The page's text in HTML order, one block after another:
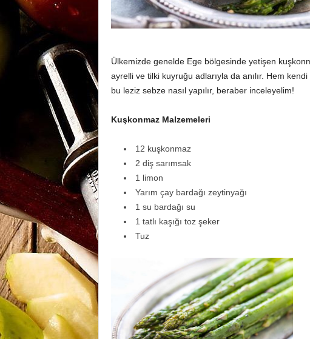
Ülkemizde genelde Ege bölgesinde yetişen
ayrelli ve tilki kuyruğu adlarıyla da anılır. Hem
bu leziz sebze nasıl yapılır, beraber inceleyelim!
Kuşkonmaz Malzemeleri
12 kuşkonmaz
2 diş sarımsak
1 limon
Yarım çay bardağı zeytinyağı
1 su bardağı su
1 tatlı kaşığı toz şeker
Tuz